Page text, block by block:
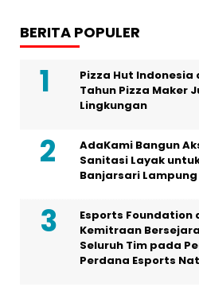
BERITA POPULER
Pizza Hut Indonesia
Tahun Pizza Maker
Lingkungan
AdaKami Bangun
Sanitasi Layak
Banjarsari
Esports Foundation
Kemitraan
Seluruh Tim pada
Perdana Esports